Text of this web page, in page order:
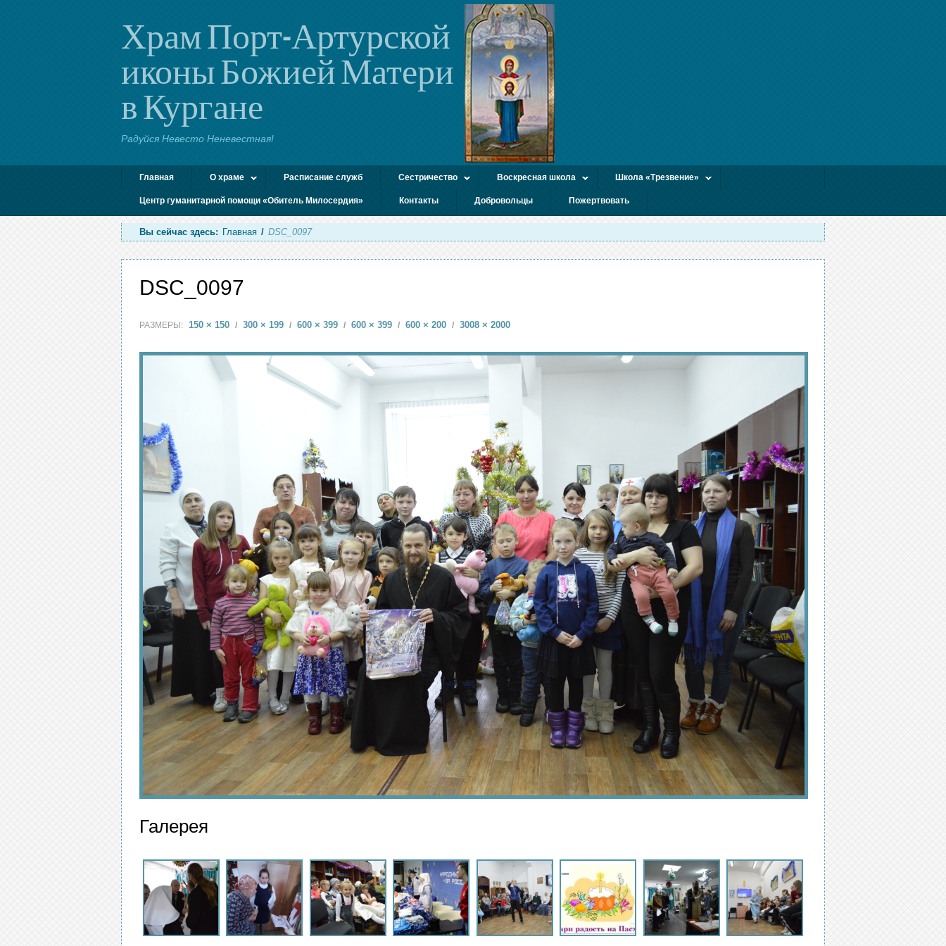
Храм Порт-Артурской
иконы Божией Матери
в Кургане
Радуйся Невесто Неневестная!
Главная О храме Расписание служб Сестричество Воскресная школа Школа «Трезвение»
Центр гуманитарной помощи «Обитель Милосердия» Контакты Добровольцы Пожертвовать
Вы сейчас здесь: Главная / DSC_0097
DSC_0097
РАЗМЕРЫ: 150 × 150 / 300 × 199 / 600 × 399 / 600 × 399 / 600 × 200 / 3008 × 2000
Галерея